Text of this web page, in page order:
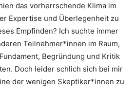
das vorherrschende Klima im
Expertise und Überlegenheit zu
Empfinden? Ich suchte immer
Teilnehmer*innen im Raum,
Begründung und Kritik
Doch leider schlich sich bei mir
der wenigen Skeptiker*innen zu